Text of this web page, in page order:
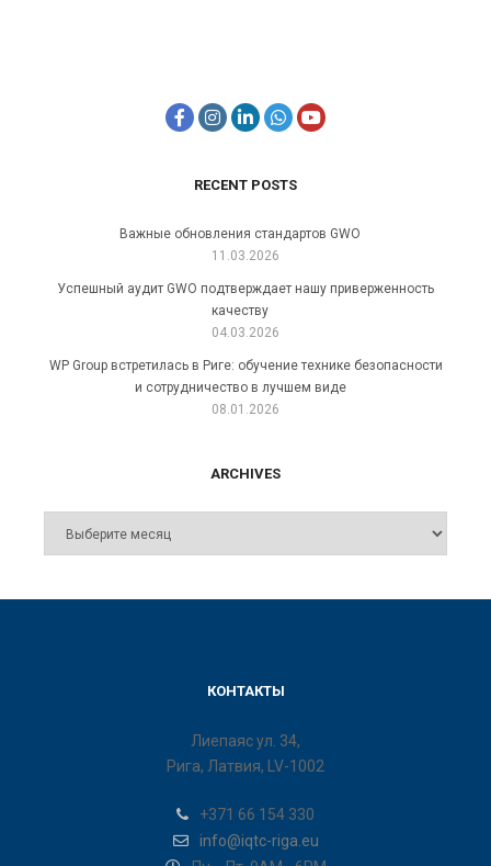
RECENT POSTS
Важные обновления стандартов GWO
11.03.2026
Успешный аудит GWO подтверждает нашу приверженность
качеству
04.03.2026
WP Group встретилась в Риге: обучение технике безопасности
и сотрудничество в лучшем виде
08.01.2026
ARCHIVES
КОНТАКТЫ
Лиепаяс ул. 34,
Рига, Латвия, LV-1002
+371 66 154 330
info@iqtc-riga.eu